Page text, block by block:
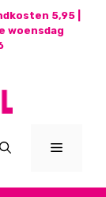
5,95 |
woensdag
Menu